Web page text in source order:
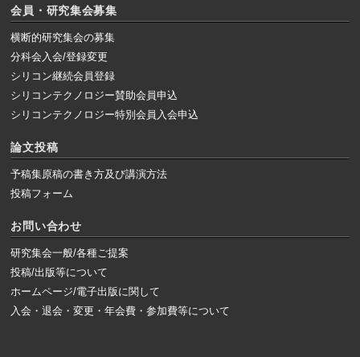
会員・研究集会募集
横断的研究集会の募集
分科会入会/登録変更
シリコン継続会員登録
シリコンテクノロジー賛助会員申込
シリコンテクノロジー特別会員入会申込
論文投稿
予稿集原稿の書き方及び講演方法
投稿フォーム
お問い合わせ
研究集会一般/各種ご提案
投稿/出版等について
ホームページ/電子出版に関して
入会・退会・変更・年会費・参加費等について